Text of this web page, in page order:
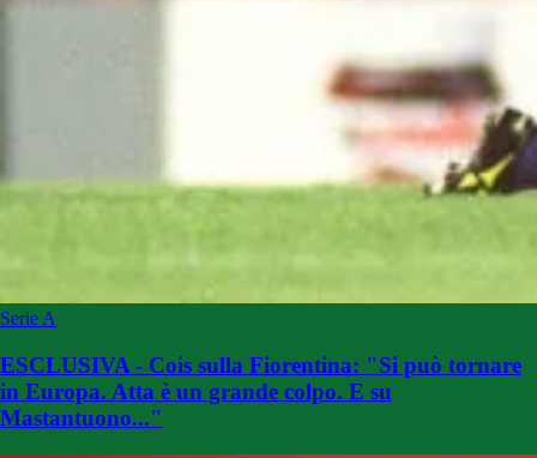
Serie A
ESCLUSIVA - Cois sulla Fiorentina: "Si può tornare
in Europa. Atta è un grande colpo. E su
Mastantuono..."